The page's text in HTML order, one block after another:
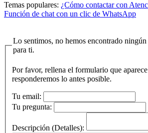
Temas populares: ¿Cómo contactar con
Función de chat con un clic de WhatsApp
Lo sentimos, no hemos encontrado
para ti.
Por favor, rellena el formulario que
responderemos lo antes posible.
Tu email:
Tu pregunta:
Descripción (Detalles):